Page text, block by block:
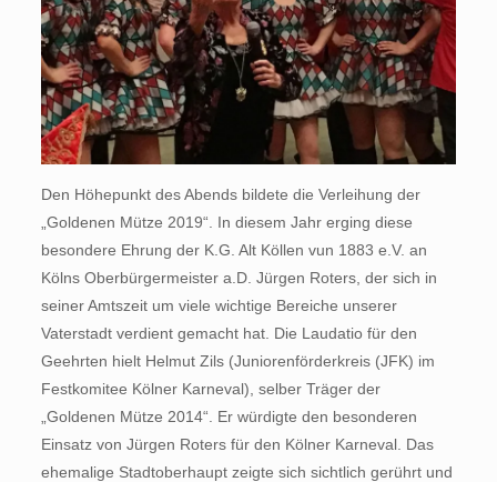
Den Höhepunkt des Abends bildete die Verleihung der
„Goldenen Mütze 2019“. In diesem Jahr erging diese
besondere Ehrung der K.G. Alt Köllen vun 1883 e.V. an
Kölns Oberbürgermeister a.D. Jürgen Roters, der sich in
seiner Amtszeit um viele wichtige Bereiche unserer
Vaterstadt verdient gemacht hat. Die Laudatio für den
Geehrten hielt Helmut Zils (Juniorenförderkreis (JFK) im
Festkomitee Kölner Karneval), selber Träger der
„Goldenen Mütze 2014“. Er würdigte den besonderen
Einsatz von Jürgen Roters für den Kölner Karneval. Das
ehemalige Stadtoberhaupt zeigte sich sichtlich gerührt und